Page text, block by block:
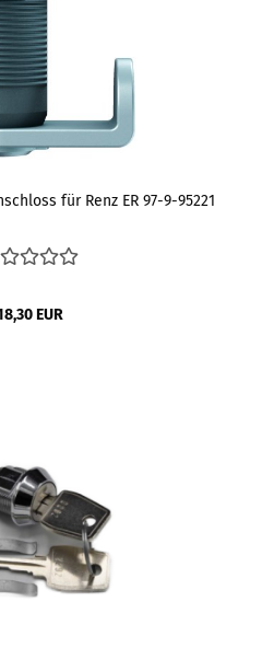
für Renz ER 97-9-95221
EUR